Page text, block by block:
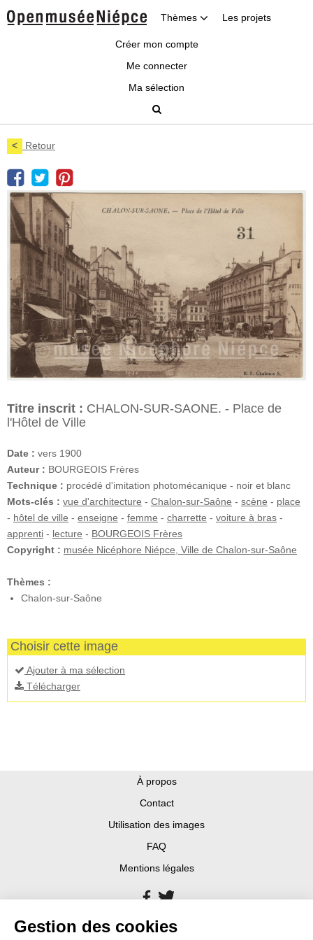
Thèmes Les projets
Créer mon compte
Me connecter
Ma sélection
< Retour
Titre inscrit : CHALON-SUR-SAONE. - Place de
l'Hôtel de Ville
Date : vers 1900
Auteur : BOURGEOIS Frères
Technique : procédé d'imitation photomécanique - noir et blanc
Mots-clés : vue d'architecture - Chalon-sur-Saône - scène - place
- hôtel de ville - enseigne - femme - charrette - voiture à bras -
apprenti - lecture - BOURGEOIS Frères
Copyright : musée Nicéphore Niépce, Ville de Chalon-sur-Saône
Thèmes :
Chalon-sur-Saône
Choisir cette image
Ajouter à ma sélection
Télécharger
À propos
Contact
Utilisation des images
FAQ
Mentions légales
Gestion des cookies